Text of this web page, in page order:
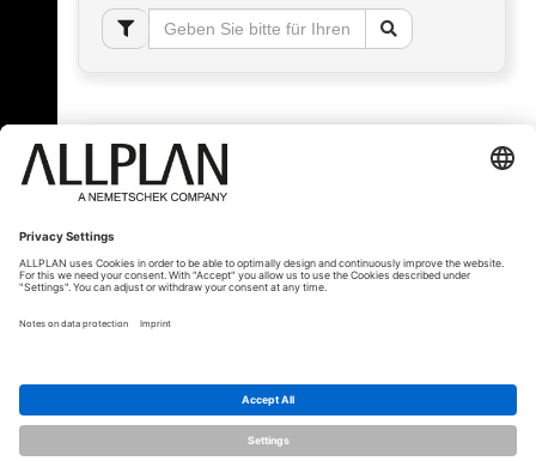
Fehler!
Bitte melden Sie sich an, um dieses Thema sehen
zu können.
© ALLPLAN Schweiz AG ALLPLAN ist Teil derNemetschek Group